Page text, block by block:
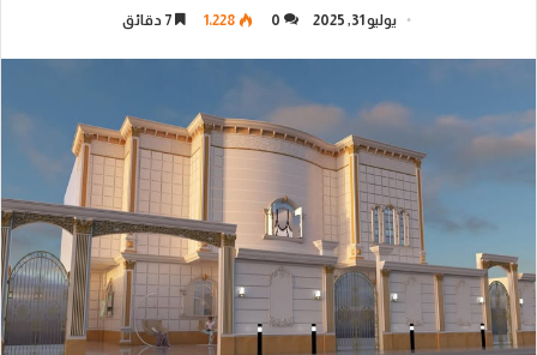
يوليو 31, 2025 0 1٬228